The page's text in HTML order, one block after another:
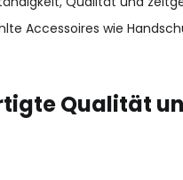
Accessoires wie
Qualität